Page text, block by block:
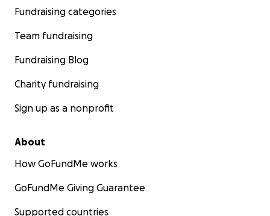
Fundraising categories
Team fundraising
Fundraising Blog
Charity fundraising
Sign up as a nonprofit
About
How GoFundMe works
GoFundMe Giving Guarantee
Supported countries